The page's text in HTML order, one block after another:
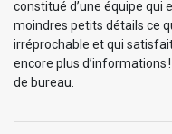
constitué d’une équipe qui
moindres petits détails ce
irréprochable et qui
encore plus d’informations
de bureau.